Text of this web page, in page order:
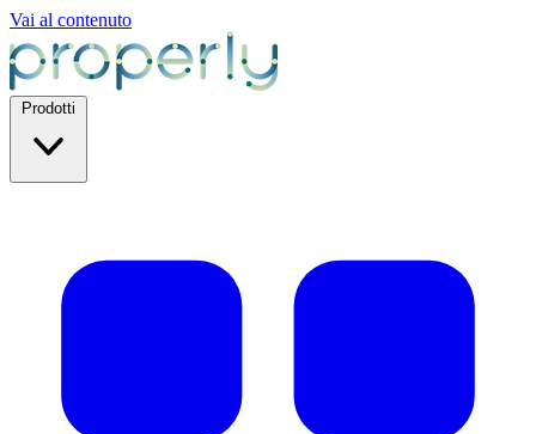
Vai al contenuto